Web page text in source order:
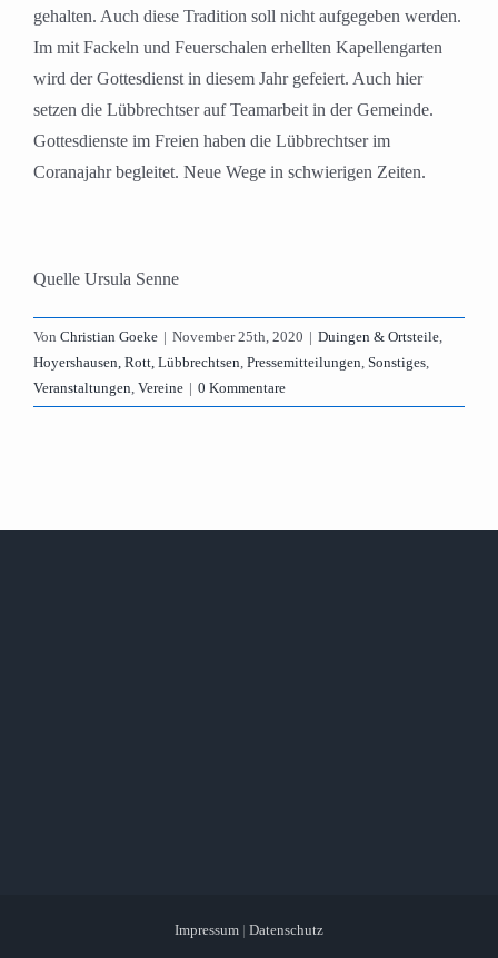
gehalten. Auch diese Tradition soll nicht aufgegeben werden.
Im mit Fackeln und Feuerschalen erhellten Kapellengarten
wird der Gottesdienst in diesem Jahr gefeiert. Auch hier
setzen die Lübbrechtser auf Teamarbeit in der Gemeinde.
Gottesdienste im Freien haben die Lübbrechtser im
Coranajahr begleitet. Neue Wege in schwierigen Zeiten.
Quelle Ursula Senne
Von Christian Goeke | November 25th, 2020 | Duingen & Ortsteile,
Hoyershausen, Rott, Lübbrechtsen, Pressemitteilungen, Sonstiges,
Veranstaltungen, Vereine | 0 Kommentare
Impressum | Datenschutz